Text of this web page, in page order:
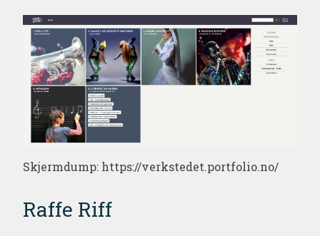
Skjermdump: https://verkstedet.portfolio.no/
Raffe Riff